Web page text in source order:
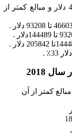
%15 برای درآمد مشمول مالیات 46605 دلار و مبالغ کمتر از
٪ .
2018